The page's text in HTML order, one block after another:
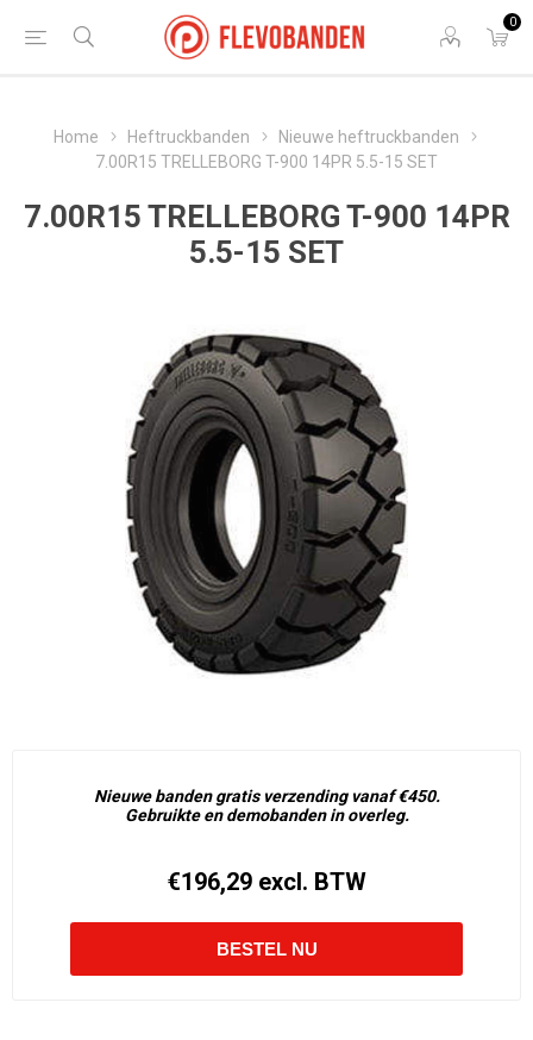
0
Home Heftruckbanden
Nieuwe heftruckbanden
7.00R15 TRELLEBORG T-900 14PR 5.5-15 SET
7.00R15 TRELLEBORG T-900 14PR
5.5-15 SET
Nieuwe banden gratis verzending vanaf €450.
Gebruikte en demobanden in overleg.
€196,29 excl. BTW